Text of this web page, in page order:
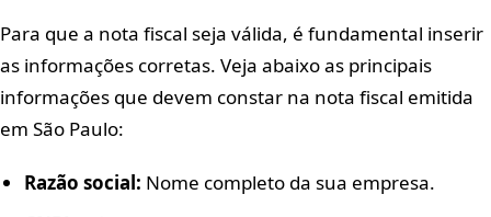
Para que a nota fiscal seja válida, é fundamental inserir
as informações corretas. Veja abaixo as principais
informações que devem constar na nota fiscal emitida
em São Paulo:
Razão social: Nome completo da sua empresa.